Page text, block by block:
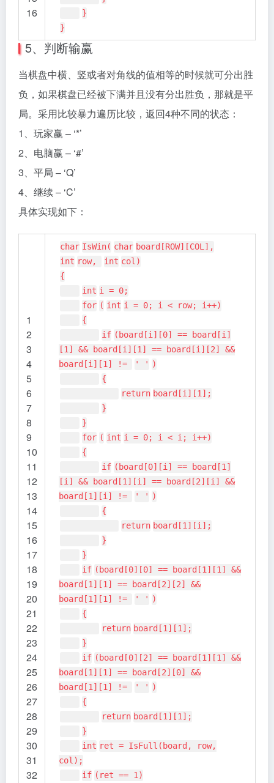
16
}
}
5、判断输赢
当棋盘中横、竖或者对角线的值相等的时候就可分出胜
负，如果棋盘已经被下满并且没有分出胜负，那就是平
局。采用比较暴力遍历比较，返回4种不同的状态：
1、玩家赢 – ‘*’
2、电脑赢 – ‘#’
3、平局 – ‘Q’
4、继续 – ‘C’
具体实现如下：
1
2
3
4
5
6
7
8
9
10
11
12
13
14
15
16
17
18
19
20
21
22
23
24
25
26
27
28
29
30
31
32
char IsWin( char board[ROW][COL],
int row, int col)
{
int i = 0;
for ( int i = 0; i < row; i++)
{
if (board[i][0] == board[i]
[1] && board[i][1] == board[i][2] &&
board[i][1] !=
' '
)
{
return board[i][1];
}
}
for ( int i = 0; i < i; i++)
{
if (board[0][i] == board[1]
[i] && board[1][i] == board[2][i] &&
board[1][i] !=
' '
)
{
return board[1][i];
}
}
if (board[0][0] == board[1][1] &&
board[1][1] == board[2][2] &&
board[1][1] !=
' '
)
{
return board[1][1];
}
if (board[0][2] == board[1][1] &&
board[1][1] == board[2][0] &&
board[1][1] !=
' '
)
{
return board[1][1];
}
int ret = IsFull(board, row,
col);
if (ret == 1)